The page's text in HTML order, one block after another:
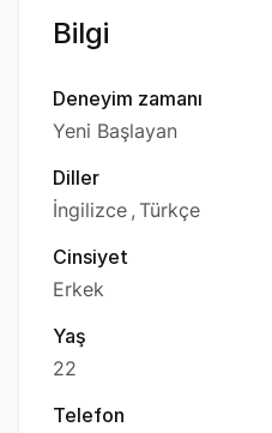
Bilgi
Deneyim zamanı
Yeni Başlayan
Diller
İngilizce Türkçe
Cinsiyet
Erkek
Yaş
22
Telefon